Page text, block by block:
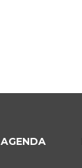
AGENDA